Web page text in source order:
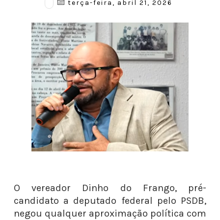
terça-feira, abril 21, 2026
O vereador Dinho do Frango, pré-
candidato a deputado federal pelo PSDB,
negou qualquer aproximação política com